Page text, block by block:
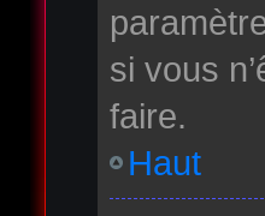
si vous
faire.
Haut